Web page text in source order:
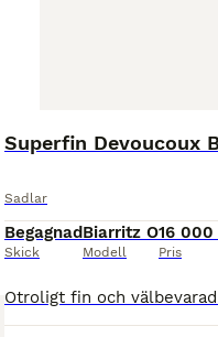
Superfin Devoucoux
Sadlar
Begagnad
Skick
Biarritz O
Modell
16
Pris